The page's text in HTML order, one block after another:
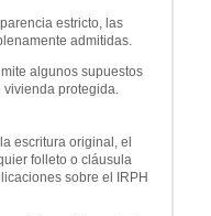
estricto, las
admitidas.
algunos supuestos
protegida.
escritura original, el
folleto o cláusula
sobre el IRPH